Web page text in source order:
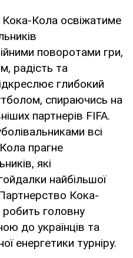
Кока-Кола освіжатиме
поворотами гри,
радість та
глибокий
спираючись на
партнерів FIFA.
всі
прагне
які
найбільшої
Партнерство Кока-
головну
до українців та
енергетики турніру.